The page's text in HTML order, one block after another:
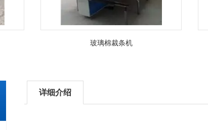
玻璃棉裁条机
详细介绍